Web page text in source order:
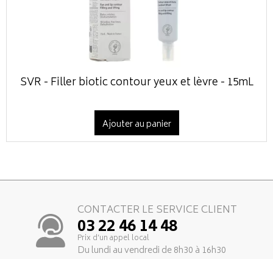
SVR - Filler biotic contour yeux et lèvre - 15mL
Ajouter au panier
CONTACTER LE SERVICE CLIENT
03 22 46 14 48
Prix d’un appel local
Du lundi au vendredi de 8h30 à 16h30